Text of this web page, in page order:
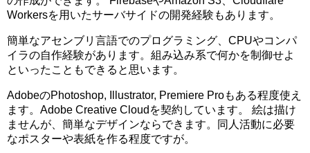
Workersを用いたサーバサイドの開発経験もあります。
簡単なアセンブリ言語でのプログラミング、CPUやコンパ
イラの自作経験があります。組み込み系で何かを制御せよ
といったこともできると思います。
AdobeのPhotoshop, Illustrator, Premiere Proもある程度使え
ます。Adobe Creative Cloudを契約しています。 絵は描け
ませんが、簡単なデザインならできます。同人活動に必要
なポスターや表紙を作る程度ですが。